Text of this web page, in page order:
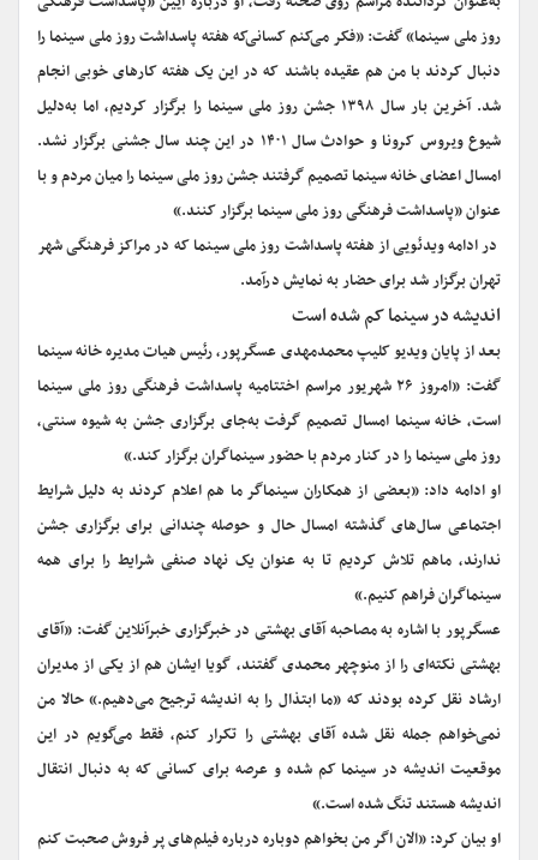
روز ملی سینما» گفت: «فکر می‌کنم کسانی‌که هفته پاسداشت روز ملی سینما را
دنبال کردند با من هم عقیده باشند که در این یک هفته کارهای خوبی انجام
شد. آخرین بار سال ۱۳۹۸ جشن روز ملی سینما را برگزار کردیم، اما به‌دلیل
شیوع ویروس کرونا و حوادث سال ۱۴۰۱ در این چند سال جشنی برگزار نشد.
امسال اعضای خانه سینما تصمیم گرفتند جشن روز ملی سینما را میان مردم و با
عنوان «پاسداشت فرهنگی روز ملی سینما برگزار کنند.»
در ادامه ویدئویی از هفته پاسداشت روز ملی سینما که در مراکز فرهنگی شهر
تهران برگزار شد برای حضار به نمایش درآمد.
اندیشه در سینما کم شده است
بعد از پایان ویدیو کلیپ محمدمهدی عسگرپور، رئیس هیات مدیره خانه سینما
گفت: «امروز ۲۶ شهریور مراسم اختتامیه پاسداشت فرهنگی روز ملی سینما
است، خانه سینما امسال تصمیم گرفت به‌جای برگزاری جشن به شیوه سنتی،
روز ملی سینما را در کنار مردم با حضور سینماگران برگزار کند.»
او ادامه داد: «بعضی از همکاران سینماگر ما هم اعلام کردند به دلیل شرایط
اجتماعی سال‌های گذشته امسال حال و حوصله چندانی برای برگزاری جشن
ندارند، ماهم تلاش کردیم تا به عنوان یک نهاد صنفی شرایط را برای همه
سینماگران فراهم کنیم.»
عسگرپور با اشاره به مصاحبه آقای بهشتی در خبرگزاری خبرآنلاین گفت: «آقای
بهشتی نکته‌ای را از منوچهر محمدی گفتند، گویا ایشان هم از یکی از مدیران
ارشاد نقل کرده بودند که «ما ابتذال را به اندیشه ترجیح می‌دهیم.» حالا من
نمی‌خواهم جمله نقل شده آقای بهشتی را تکرار کنم، فقط می‌گویم در این
موقعیت اندیشه در سینما کم شده و عرصه برای کسانی که به دنبال انتقال
اندیشه هستند تنگ شده است.»
او بیان کرد: «الان اگر من بخواهم دوباره درباره فیلم‌های پر فروش صحبت کنم